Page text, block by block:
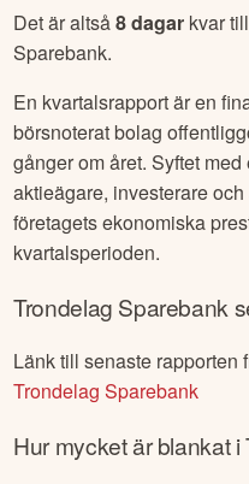
ytterligare aktier. Det är ett
med aktieägarna som ett
varje kvartal eller årligen.
När kommer
Nästa rapport i bolaget
Sparebank.
En kvartalsrapport är en
börsnoterat bolag
aktieägare, investerare